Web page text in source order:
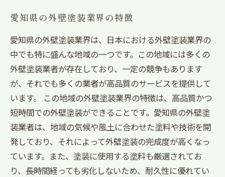
愛知県の外壁塗装業界の特徴
愛知県の外壁塗装業界は、日本における外壁塗装業界の
中でも特に盛んな地域の一つです。この地域には多くの
外壁塗装業者が存在しており、一定の競争もあります
が、それでも多くの業者が高品質のサービスを提供して
います。 この地域の外壁塗装業界の特徴は、高品質かつ
短時間での外壁塗装ができることです。愛知県の外壁塗
装業者は、地域の気候や風土に合わせた塗料や技術を開
発しており、それによって外壁塗装の完成度が高くなっ
ています。また、塗装に使用する塗料も厳選されてお
り、長時間経っても劣化しないため、耐久性に優れてい